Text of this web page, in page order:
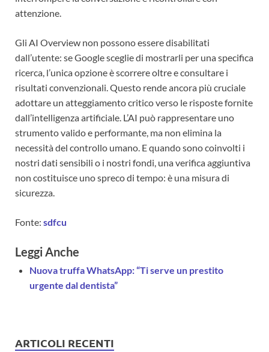
attenzione.
Gli AI Overview non possono essere disabilitati
dall’utente: se Google sceglie di mostrarli per una specifica
ricerca, l’unica opzione è scorrere oltre e consultare i
risultati convenzionali. Questo rende ancora più cruciale
adottare un atteggiamento critico verso le risposte fornite
dall’intelligenza artificiale. L’AI può rappresentare uno
strumento valido e performante, ma non elimina la
necessità del controllo umano. E quando sono coinvolti i
nostri dati sensibili o i nostri fondi, una verifica aggiuntiva
non costituisce uno spreco di tempo: è una misura di
sicurezza.
Fonte: sdfcu
Leggi Anche
Nuova truffa WhatsApp: “Ti serve un prestito
urgente dal dentista”
ARTICOLI RECENTI